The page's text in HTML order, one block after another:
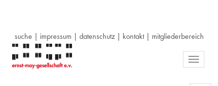
suche | impressum | datenschutz| kontakt| mitgliederbereich
Toggle